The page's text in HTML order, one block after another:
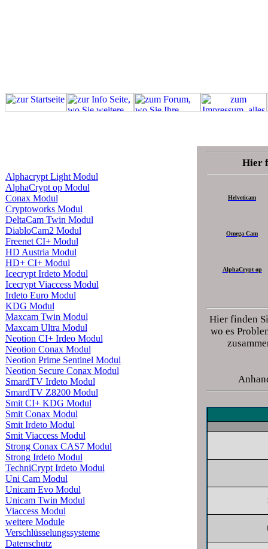
Alphacrypt Light Modul
AlphaCrypt op Modul
Conax Modul
Cryptoworks Modul
DeltaCam Twin Modul
DiabloCam2 Modul
Freenet CI+ Modul
HD Austria Modul
HD+ CI+ Modul
Icecrypt Irdeto Modul
Icecrypt Viaccess Modul
Irdeto Euro Modul
KDG Modul
Maxcam Twin Modul
Maxcam Ultra Modul
Neotion CI+ Irdeo Modul
Neotion Conax Modul
Neotion Prime Sentinel Modul
Neotion Secure Conax Modul
SmardTV Irdeto Modul
SmardTV Z8200 Modul
Smit CI+ KDG Modul
Smit Conax Modul
Smit Irdeto Modul
Smit Viaccess Modul
Strong Conax CAS7 Modul
Strong Irdeto Modul
TechniCrypt Irdeto Modul
Uni Cam Modul
Unicam Evo Modul
Unicam Twin Modul
Viaccess Modul
weitere Module
Verschlüsselungssysteme
Datenschutz
Hier
Helveticam
Omega Cam
AlphaCrypt op
Hier finden
wo es